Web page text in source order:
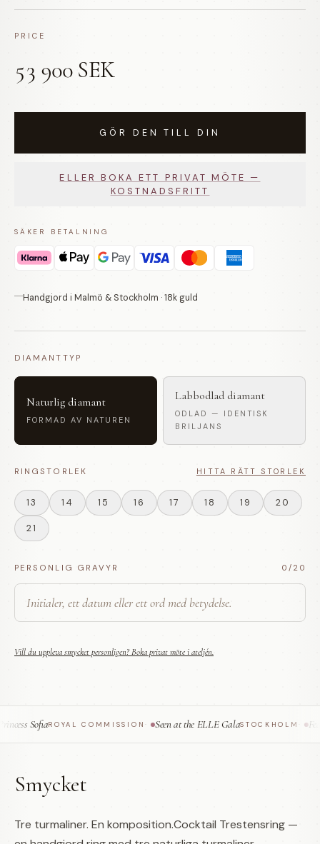
PRICE
53 900 SEK
GÖR DEN TILL DIN
ELLER BOKA ETT PRIVAT MÖTE —
KOSTNADSFRITT
SÄKER BETALNING
Handgjord i Malmö & Stockholm · 18k guld
DIAMANTTYP
Naturlig diamant
FORMAD AV NATUREN
Labbodlad diamant
ODLAD — IDENTISK
BRILJANS
RINGSTORLEK HITTA RÄTT STORLEK
13 14 15 16 17 18 19 20
21
PERSONLIG GRAVYR 0 /20
Vill du uppleva smycket personligen? Boka privat möte i ateljén.
SofiaROYAL COMMISSION· Seen at the ELLE GalaSTOCKHOLM ·
Smycket
Tre turmaliner. En komposition.Cocktail Trestensring —